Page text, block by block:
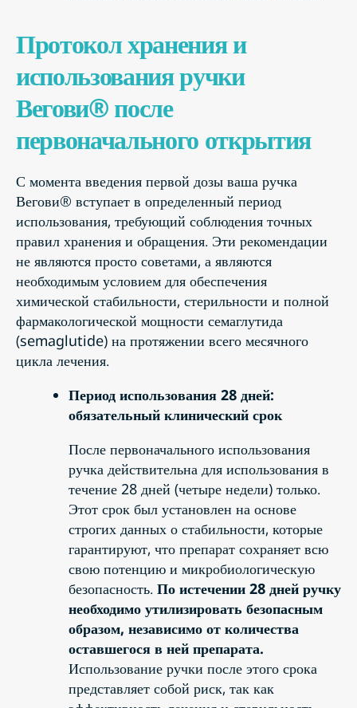
Протокол хранения и
использования ручки
Вегови® после
первоначального открытия
С момента введения первой дозы ваша ручка
Вегови® вступает в определенный период
использования, требующий соблюдения точных
правил хранения и обращения. Эти рекомендации
не являются просто советами, а являются
необходимым условием для обеспечения
химической стабильности, стерильности и полной
фармакологической мощности семаглутида
(semaglutide) на протяжении всего месячного
цикла лечения.
Период использования 28 дней:
обязательный клинический срок
После первоначального использования
ручка действительна для использования в
течение 28 дней (четыре недели) только.
Этот срок был установлен на основе
строгих данных о стабильности, которые
гарантируют, что препарат сохраняет всю
свою потенцию и микробиологическую
безопасность. По истечении 28 дней ручку
необходимо утилизировать безопасным
образом, независимо от количества
оставшегося в ней препарата.
Использование ручки после этого срока
представляет собой риск, так как